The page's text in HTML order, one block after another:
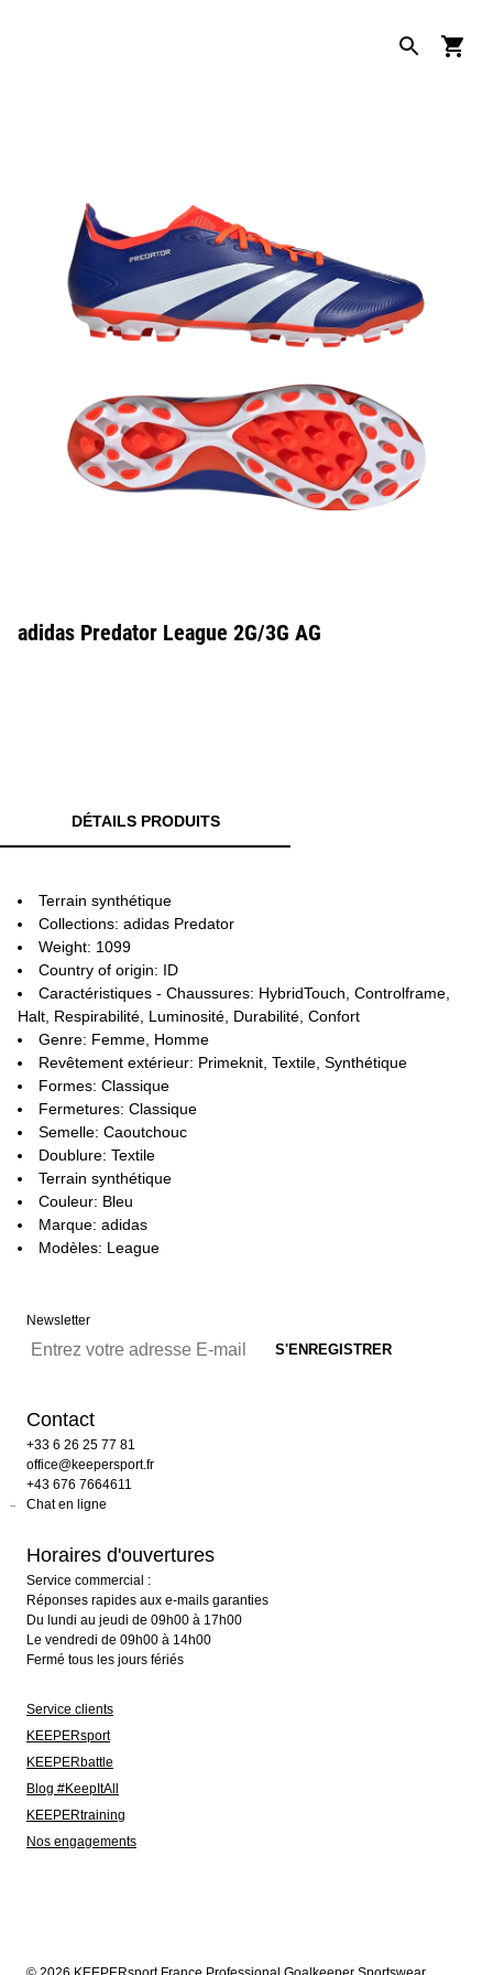
adidas Predator League 2G/3G AG
DÉTAILS PRODUITS
Terrain synthétique
Collections: adidas Predator
Weight: 1099
Country of origin: ID
Caractéristiques - Chaussures: HybridTouch, Controlframe,
Halt, Respirabilité, Luminosité, Durabilité, Confort
Genre: Femme, Homme
Revêtement extérieur: Primeknit, Textile, Synthétique
Formes: Classique
Fermetures: Classique
Semelle: Caoutchouc
Doublure: Textile
Terrain synthétique
Couleur: Bleu
Marque: adidas
Modèles: League
Newsletter
Contact
+33 6 26 25 77 81
office@keepersport.fr
+43 676 7664611
Chat en ligne
Horaires d'ouvertures
Service commercial :
Réponses rapides aux e-mails garanties
Du lundi au jeudi de 09h00 à 17h00
Le vendredi de 09h00 à 14h00
Fermé tous les jours fériés
Service clients
KEEPERsport
KEEPERbattle
Blog #KeepItAll
KEEPERtraining
Nos engagements